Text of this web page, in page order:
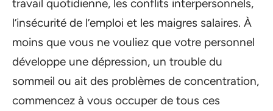
travail quotidienne, les conflits interpersonnels,
l’insécurité de l’emploi et les maigres salaires. À
moins que vous ne vouliez que votre personnel
développe une dépression, un trouble du
sommeil ou ait des problèmes de concentration,
commencez à vous occuper de tous ces